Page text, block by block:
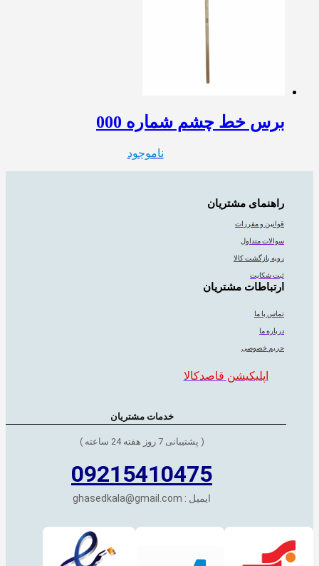
برس خط چشم شماره 000
ناموجود
راهنمای مشتریان
قوانین و مقررات
سوالات متداول
رویه بازگشت کالا
ثبت شکایت
ارتباطات مشتریان
تماس با ما
درباره ما
حریم خصوصی
اپلیکیشن قاصدکالا
خدمات مشتریان
( پشتیبانی 7 روز هفته 24 ساعته )
09215410475
ایمیل : ghasedkala@gmail.com